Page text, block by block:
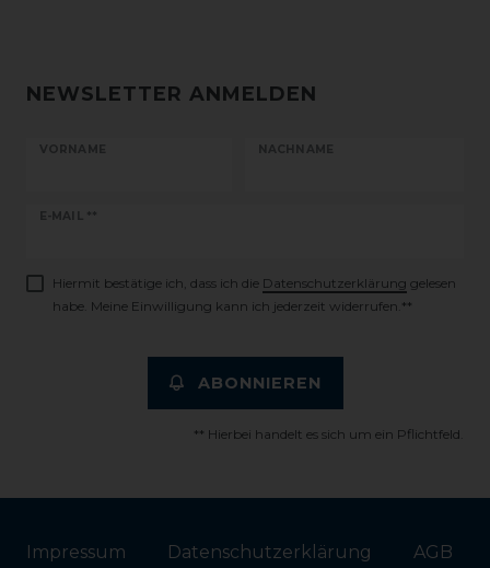
NEWSLETTER ANMELDEN
VORNAME NACHNAME
E-MAIL **
Newsletter
Hiermit bestätige ich, dass ich die Daten­schutz­erklärung gelesen
habe. Meine Einwilligung kann ich jederzeit widerrufen.**
ABONNIEREN
** Hierbei handelt es sich um ein Pflichtfeld.
Impressum Daten­schutz­erklärung AGB